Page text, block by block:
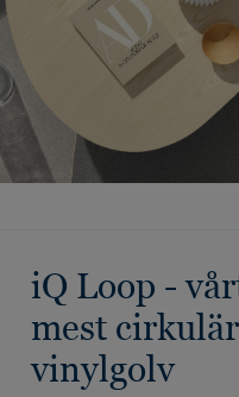
iQ Loop -
mest
vinylgolv